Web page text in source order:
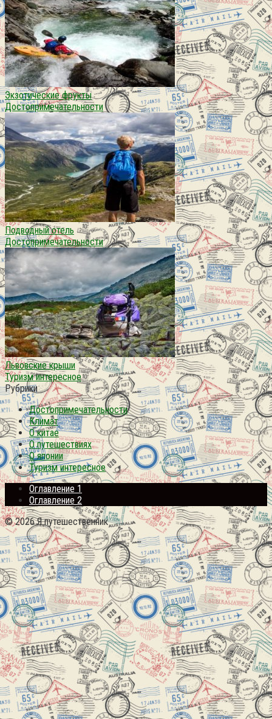
Экзотические фрукты
Достопримечательности
Подводный отель
Достопримечательности
Львовские крыши
Туризм интересное
Рубрики
Достопримечательности
Климат
О китае
О путешествиях
О японии
Туризм интересное
Оглавление 1
Оглавление 2
© 2026 Я путешественник